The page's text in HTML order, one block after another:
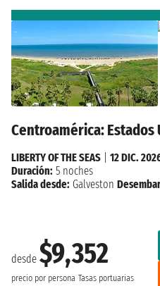
Centroamérica: Estados
desde $9,352
precio por persona Tasas portuarias
LIBERTY OF THE SEAS
12 DIC.
Duración: 5 noches
Salida desde: Galveston